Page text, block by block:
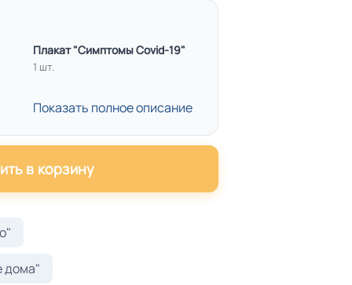
Плакат "Симптомы Covid-19"
1 шт.
Показать полное описание
в корзину
дома"